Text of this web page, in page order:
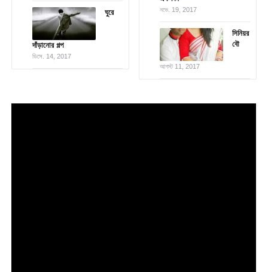
ঘুরে
দাঁড়ানোর গল্প
ডিসে. 14, 2017
নভে. 19, 2017
সিনিয়র
বৌ
আগস্ট 11, 2017